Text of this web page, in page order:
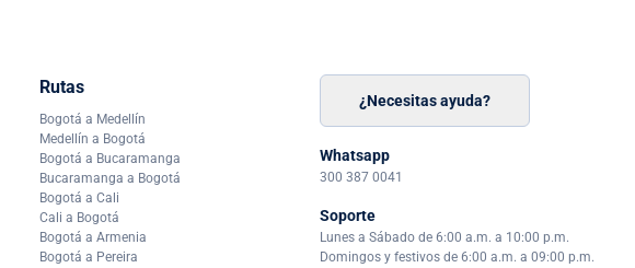
Rutas
Bogotá a Medellín
Medellín a Bogotá
Bogotá a Bucaramanga
Bucaramanga a Bogotá
Bogotá a Cali
Cali a Bogotá
Bogotá a Armenia
Bogotá a Pereira
¿Necesitas ayuda?
Whatsapp
300 387 0041
Soporte
Lunes a Sábado de 6:00 a.m. a 10:00 p.m.
Domingos y festivos de 6:00 a.m. a 09:00 p.m.